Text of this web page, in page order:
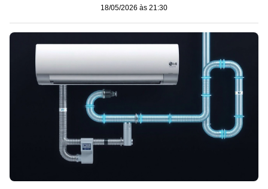
18/05/2026 às 21:30